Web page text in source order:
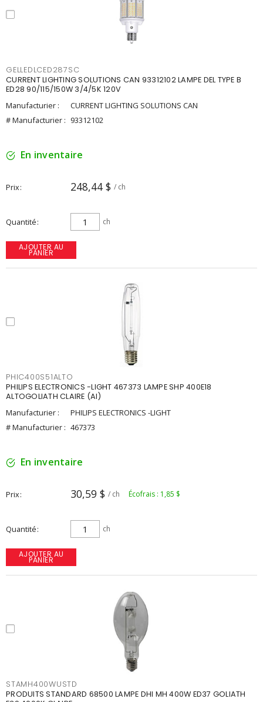
GELLEDLCED287SC
CURRENT LIGHTING SOLUTIONS CAN 93312102 LAMPE DEL TYPE B
ED28 90/115/150W 3/4/5K 120V
Manufacturier :
CURRENT LIGHTING SOLUTIONS CAN
# Manufacturier : 93312102
En inventaire
Prix 248,44 $ / ch
Quantité ch
AJOUTER AU
PANIER
PHIC400S51ALTO
PHILIPS ELECTRONICS -LIGHT 467373 LAMPE SHP 400E18
ALTOGOLIATH CLAIRE (AI)
Manufacturier :
PHILIPS ELECTRONICS -LIGHT
# Manufacturier : 467373
En inventaire
Prix 30,59 $ / ch Écofrais : 1,85 $
Quantité ch
AJOUTER AU
PANIER
STAMH400WUSTD
PRODUITS STANDARD 68500 LAMPE DHI MH 400W ED37 GOLIATH